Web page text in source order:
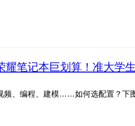
笔记本巨划算！准大学